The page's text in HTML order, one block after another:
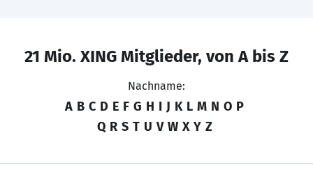
21 Mio. XING Mitglieder, von A bis Z
Nachname:
A B C D E F G H I J K L M N O P
Q R S T U V W X Y Z